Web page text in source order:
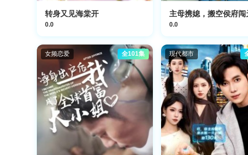
转身又见海棠开
0.0
主母携媳，搬空侯府闯
0.0
女频恋爱 全101集 现代都市